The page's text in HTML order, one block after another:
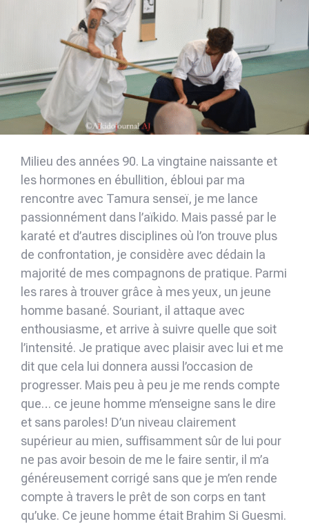
Milieu des années 90. La vingtaine naissante et
les hormones en ébullition, ébloui par ma
rencontre avec Tamura senseï, je me lance
passionnément dans l’aïkido. Mais passé par le
karaté et d’autres disciplines où l’on trouve plus
de confrontation, je considère avec dédain la
majorité de mes compagnons de pratique. Parmi
les rares à trouver grâce à mes yeux, un jeune
homme basané. Souriant, il attaque avec
enthousiasme, et arrive à suivre quelle que soit
l’intensité. Je pratique avec plaisir avec lui et me
dit que cela lui donnera aussi l’occasion de
progresser. Mais peu à peu je me rends compte
que… ce jeune homme m’enseigne sans le dire
et sans paroles! D’un niveau clairement
supérieur au mien, suffisamment sûr de lui pour
ne pas avoir besoin de me le faire sentir, il m’a
généreusement corrigé sans que je m’en rende
compte à travers le prêt de son corps en tant
qu’uke. Ce jeune homme était Brahim Si Guesmi.